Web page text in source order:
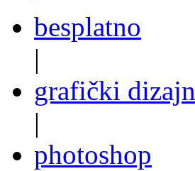
besplatno
|
grafički dizajn
|
photoshop